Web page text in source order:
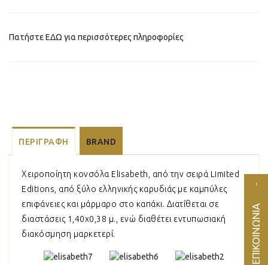
Πατήστε ΕΔΩ για περισσότερες πληροφορίες
ΠΕΡΙΓΡΑΦΉ BRAND
Χειροποίητη κονσόλα Elisabeth, από την σειρά Limited
Editions, από ξύλο ελληνικής καρυδιάς με καμπύλες
επιφάνειες και μάρμαρο στο καπάκι. Διατίθεται σε
διαστάσεις 1,40x0,38 μ., ενώ διαθέτει εντυπωσιακή
διακόσμηση μαρκετερί.
ΕΠΙΚΟΙΝΩΝΙΑ